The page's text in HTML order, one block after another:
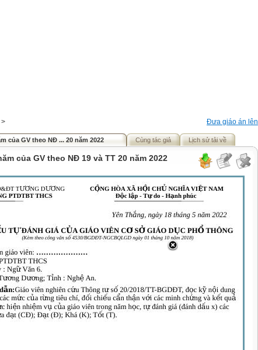
Đưa giáo án lên
>
của GV theo NĐ ... 20 năm 2022 Cùng tác giả Lịch sử tải về
của GV theo NĐ 19 và TT 20 năm 2022